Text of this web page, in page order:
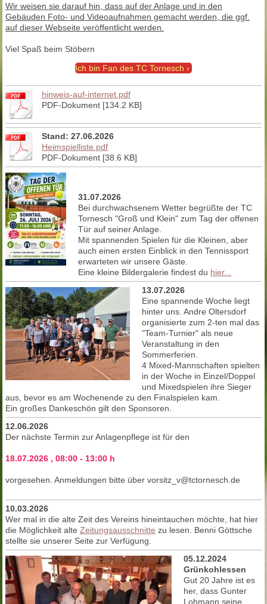
Wir weisen sie darauf hin, dass auf der Anlage und in den
Gebäuden Foto- und Videoaufnahmen gemacht werden, die ggf.
auf dieser Webseite veröffentlicht werden.
Viel Spaß beim Stöbern
Ich bin Fan des TC Tornesch
hinweis-auf-internet.pdf
PDF-Dokument [134.2 KB]
Stand: 27.06.2026
Heimspielliste.pdf
PDF-Dokument [38.6 KB]
31.07.2026
Bei durchwachsenem Wetter begrüßte der TC
Tornesch "Groß und Klein" zum Tag der offenen
Tür auf seiner Anlage.
Mit spannenden Spielen für die Kleinen, aber
auch einen ersten Einblick in den Tennissport
erwarteten wir unsere Gäste.
Eine kleine Bildergalerie findest du hier...
13.07.2026
Eine spannende Woche liegt
hinter uns. Andre Oltersdorf
organisierte zum 2-ten mal das
"Team-Turnier" als neue
Veranstaltung in den
Sommerferien.
4 Mixed-Mannschaften spielten
in der Woche in Einzel/Doppel
und Mixedspielen ihre Sieger
aus, bevor es am Wochenende zu den Finalspielen kam.
Ein großes Dankeschön gilt den Sponsoren.
12.06.2026
Der nächste Termin zur Anlagenpflege ist für den
18.07.2026 , 08:00 - 13:00 h
vorgesehen. Anmeldungen bitte über vorsitz_v@tctornesch.de
10.03.2026
Wer mal in die alte Zeit des Vereins hineintauchen möchte, hat hier
die Möglichkeit alte Zeitungsausschnitte zu lesen. Benni Göttsche
stellte sie unserer Seite zur Verfügung.
05.12.2024
Grünkohlessen
Gut 20 Jahre ist es
her, dass Gunter
Lohmann seine